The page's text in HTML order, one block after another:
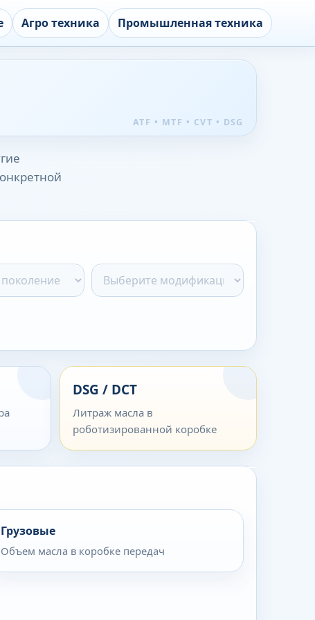
Агро техника Промышленная техника
DSG / DCT
Литраж масла в
роботизированной коробке
Грузовые
Объем масла в коробке передач